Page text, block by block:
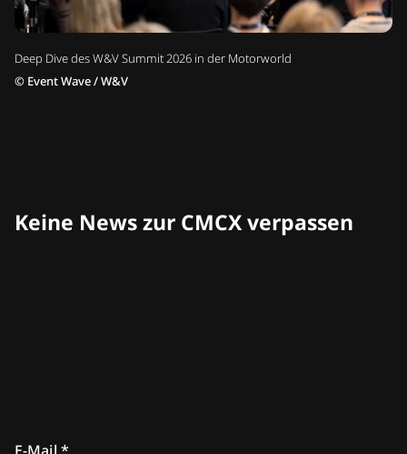
Deep Dive des W&V Summit 2026 in der Motorworld
© Event Wave / W&V
Keine News zur CMCX verpassen